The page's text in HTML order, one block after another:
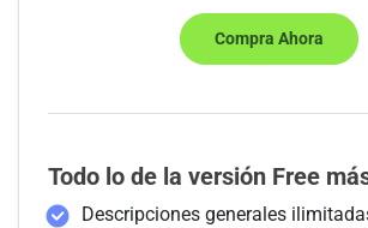
Compra Ahora
Todo lo de la versión Free
Descripciones generales